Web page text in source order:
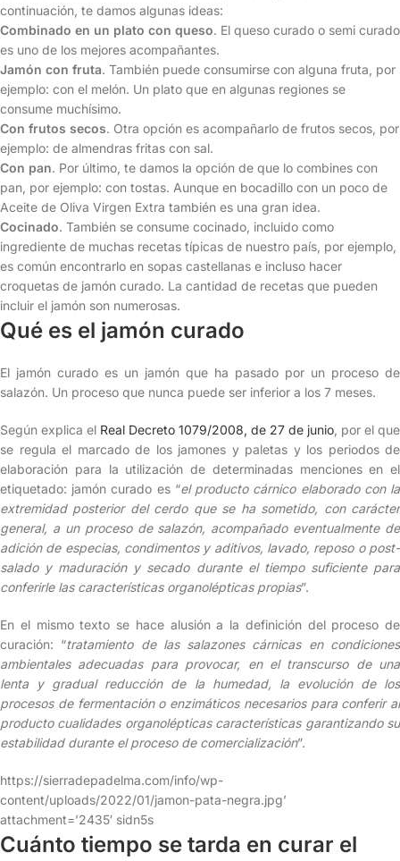
continuación, te damos algunas ideas:
Combinado en un plato con queso. El queso curado o semi curado
es uno de los mejores acompañantes.
Jamón con fruta. También puede consumirse con alguna fruta, por
ejemplo: con el melón. Un plato que en algunas regiones se
consume muchísimo.
Con frutos secos. Otra opción es acompañarlo de frutos secos, por
ejemplo: de almendras fritas con sal.
Con pan. Por último, te damos la opción de que lo combines con
pan, por ejemplo: con tostas. Aunque en bocadillo con un poco de
Aceite de Oliva Virgen Extra también es una gran idea.
Cocinado. También se consume cocinado, incluido como
ingrediente de muchas recetas típicas de nuestro país, por ejemplo,
es común encontrarlo en sopas castellanas e incluso hacer
croquetas de jamón curado. La cantidad de recetas que pueden
incluir el jamón son numerosas.
Qué es el jamón curado
El jamón curado es un jamón que ha pasado por un proceso de
salazón. Un proceso que nunca puede ser inferior a los 7 meses.
Según explica el Real Decreto 1079/2008, de 27 de junio , por el que
se regula el marcado de los jamones y paletas y los periodos de
elaboración para la utilización de determinadas menciones en el
etiquetado: jamón curado es “el producto cárnico elaborado con la
extremidad posterior del cerdo que se ha sometido, con carácter
general, a un proceso de salazón, acompañado eventualmente de
adición de especias, condimentos y aditivos, lavado, reposo o post-
salado y maduración y secado durante el tiempo suficiente para
conferirle las características organolépticas propias”.
En el mismo texto se hace alusión a la definición del proceso de
curación: “tratamiento de las salazones cárnicas en condiciones
ambientales adecuadas para provocar, en el transcurso de una
lenta y gradual reducción de la humedad, la evolución de los
procesos de fermentación o enzimáticos necesarios para conferir al
producto cualidades organolépticas características garantizando su
estabilidad durante el proceso de comercialización”.
https://sierradepadelma.com/info/wp-
content/uploads/2022/01/jamon-pata-negra.jpg’
attachment=’2435′ sidn5s
Cuánto tiempo se tarda en curar el